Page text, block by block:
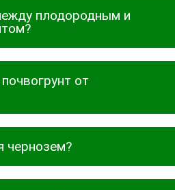
плодородным и
от
чернозем?